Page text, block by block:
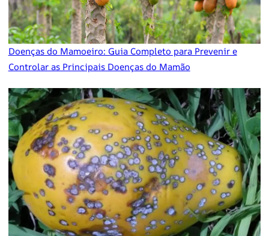
Doenças do Mamoeiro: Guia Completo para Prevenir e
Controlar as Principais Doenças do Mamão